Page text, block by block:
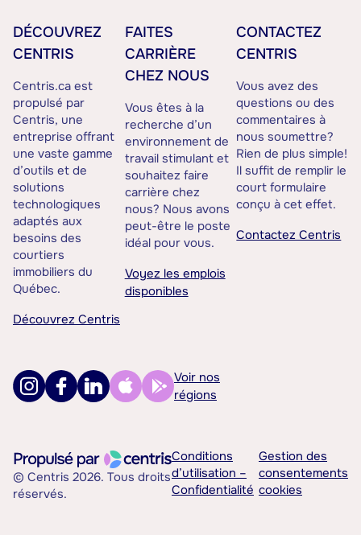
DÉCOUVREZ
CENTRIS
Centris.ca est
propulsé par
Centris, une
entreprise offrant
une vaste gamme
d’outils et de
solutions
technologiques
adaptés aux
besoins des
courtiers
immobiliers du
Québec.
Découvrez Centris
FAITES
CARRIÈRE
CHEZ NOUS
Vous êtes à la
recherche d’un
environnement de
travail stimulant et
souhaitez faire
carrière chez
nous? Nous avons
peut-être le poste
idéal pour vous.
Voyez les emplois
disponibles
CONTACTEZ
CENTRIS
Vous avez des
questions ou des
commentaires à
nous soumettre?
Rien de plus simple!
Il suffit de remplir le
court formulaire
conçu à cet effet.
Contactez Centris
Voir nos
régions
© Centris 2026. Tous droits
réservés.
Conditions
d’utilisation –
Confidentialité
Gestion des
consentements
cookies